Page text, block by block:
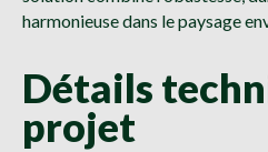
harmonieuse dans le paysage
Détails
projet